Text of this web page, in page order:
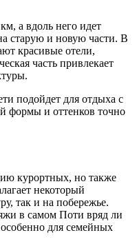
а вдоль него идет
старую и новую части. В
красивые отели,
часть привлекает
подойдет для отдыха с
формы и оттенков точно
курортных, но также
некоторый
так и на побережье.
в самом Поти вряд ли
для семейных